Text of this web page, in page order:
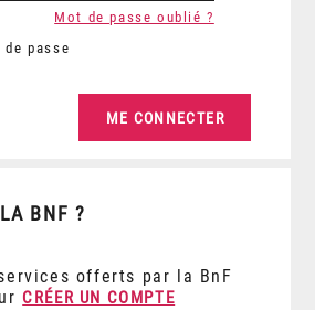
de passe
Mot de passe oublié ?
BNF ?
offerts par la BnF
CRÉER UN COMPTE